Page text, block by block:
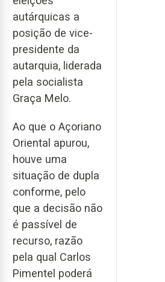
autárquicas a
posição de vice-
presidente da
autarquia, liderada
pela socialista
Graça Melo.
Ao que o Açoriano
Oriental apurou,
houve uma
situação de dupla
conforme, pelo
que a decisão não
é passível de
recurso, razão
pela qual Carlos
Pimentel poderá